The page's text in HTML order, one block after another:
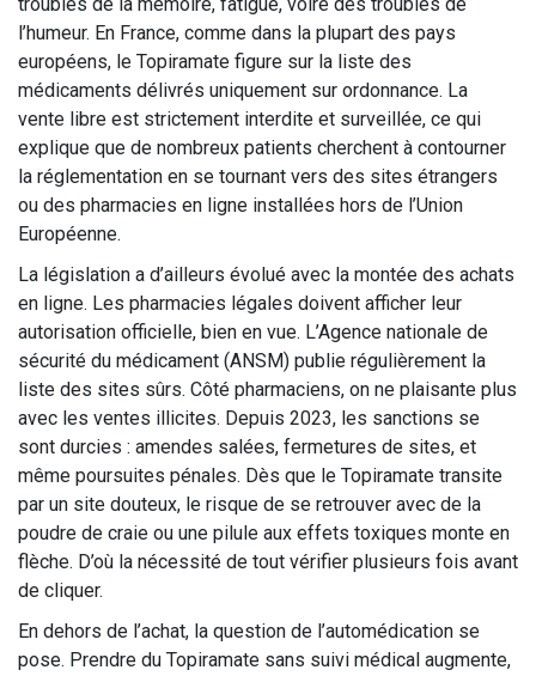
l’humeur. En France, comme dans la plupart des pays
européens, le Topiramate figure sur la liste des
médicaments délivrés uniquement sur ordonnance. La
vente libre est strictement interdite et surveillée, ce qui
explique que de nombreux patients cherchent à contourner
la réglementation en se tournant vers des sites étrangers
ou des pharmacies en ligne installées hors de l’Union
Européenne.
La législation a d’ailleurs évolué avec la montée des achats
en ligne. Les pharmacies légales doivent afficher leur
autorisation officielle, bien en vue. L’Agence nationale de
sécurité du médicament (ANSM) publie régulièrement la
liste des sites sûrs. Côté pharmaciens, on ne plaisante plus
avec les ventes illicites. Depuis 2023, les sanctions se
sont durcies : amendes salées, fermetures de sites, et
même poursuites pénales. Dès que le Topiramate transite
par un site douteux, le risque de se retrouver avec de la
poudre de craie ou une pilule aux effets toxiques monte en
flèche. D’où la nécessité de tout vérifier plusieurs fois avant
de cliquer.
En dehors de l’achat, la question de l’automédication se
pose. Prendre du Topiramate sans suivi médical augmente,